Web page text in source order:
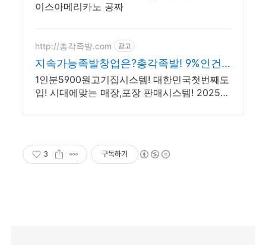
이스아메리카노 공짜
http://총각족발.com 광고
지속가능족발창업은?총각족발! 9%인건
비!
1인분5900원고기집시스템! 대한민국첫번째도
입! 시대에맞는 매장,포장 판매시스템! 2025년
3 구독하기